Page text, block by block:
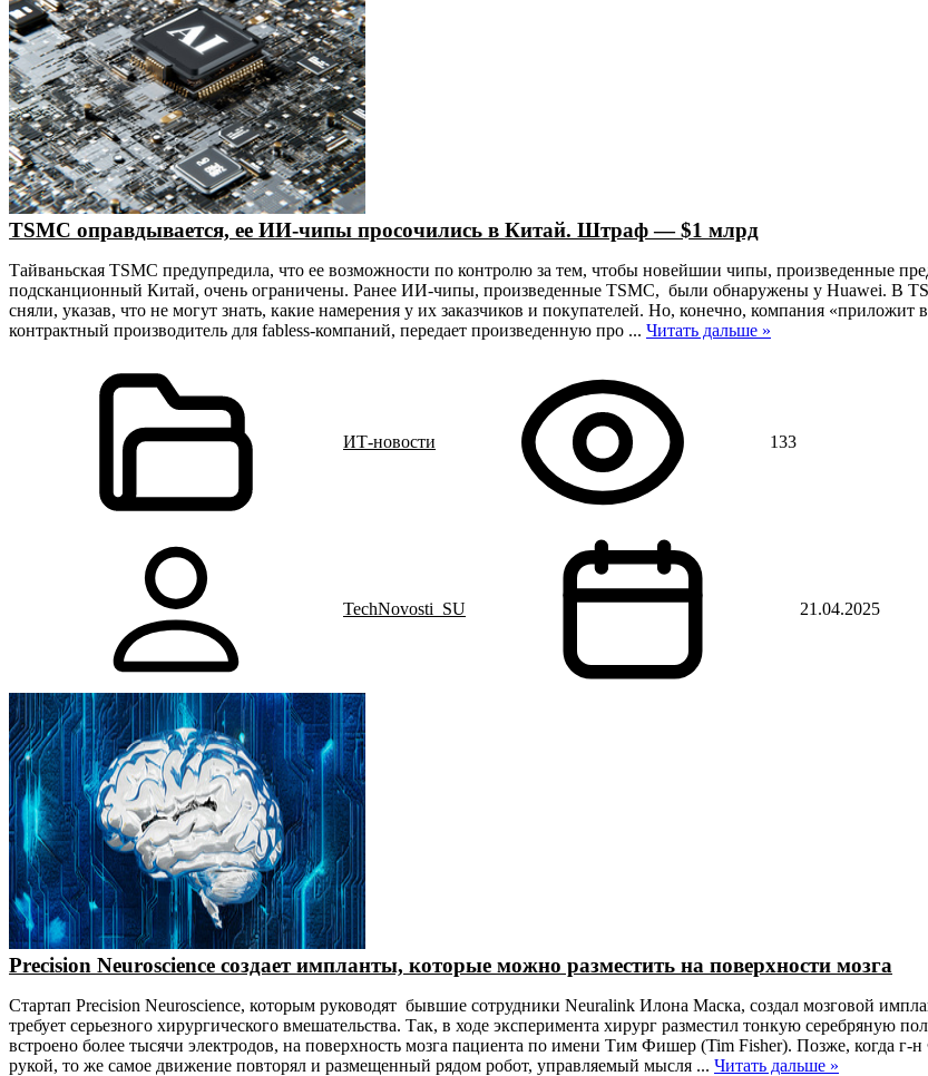
TSMC оправдывается, ее ИИ-чипы просочились в Китай. Штраф — $1 млрд
Тайваньская TSMC предупредила, что ее возможности по контролю за тем, чтобы новейшии чипы, произведенные
подсканционный Китай, очень ограничены. Ранее ИИ-чипы, произведенные TSMC, были обнаружены у Huawei. В
сняли, указав, что не могут знать, какие намерения у их заказчиков и покупателей. Но, конечно, компания
контрактный производитель для fabless-компаний, передает произведенную про ... Читать дальше »
ИТ-новости 133
TechNovosti_SU 21.04.2025
Precision Neuroscience создает импланты, которые можно разместить на поверхности мозга
Стартап Precision Neuroscience, которым руководят бывшие сотрудники Neuralink Илона Маска, создал мозговой
требует серьезного хирургического вмешательства. Так, в ходе эксперимента хирург разместил тонкую серебряную
встроено более тысячи электродов, на поверхность мозга пациента по имени Тим Фишер (Tim Fisher). Позже, когда г-
рукой, то же самое движение повторял и размещенный рядом робот, управляемый мысля ... Читать дальше »